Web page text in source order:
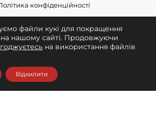
конфіденційності
Handmade-hub.ua
Handmade-hub.academy
Приєднуйтесь до нас:
файли кукі для покращення
на нашому сайті. Продовжуючи
на використання файлів
Відхилити